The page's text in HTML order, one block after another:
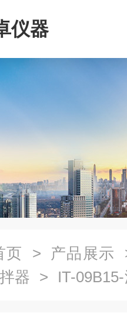
仪器
页 > 产品展示
器 > IT-